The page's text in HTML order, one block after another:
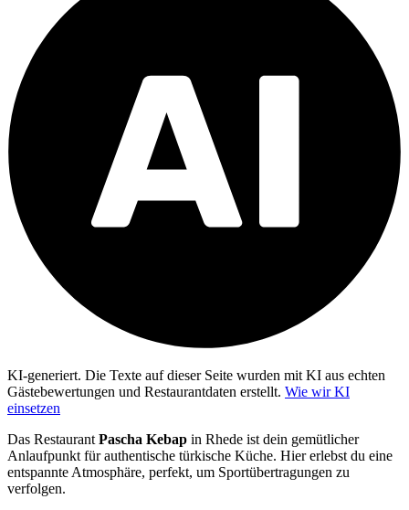
KI-generiert. Die Texte auf dieser Seite wurden mit KI aus echten
Gästebewertungen und Restaurantdaten erstellt. Wie wir KI
einsetzen
Das Restaurant Pascha Kebap in Rhede ist dein gemütlicher
Anlaufpunkt für authentische türkische Küche. Hier erlebst du eine
entspannte Atmosphäre, perfekt, um Sportübertragungen zu
verfolgen.